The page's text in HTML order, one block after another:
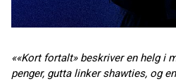
««Kort fortalt» beskriver en helg i
penger, gutta linker shawties, og